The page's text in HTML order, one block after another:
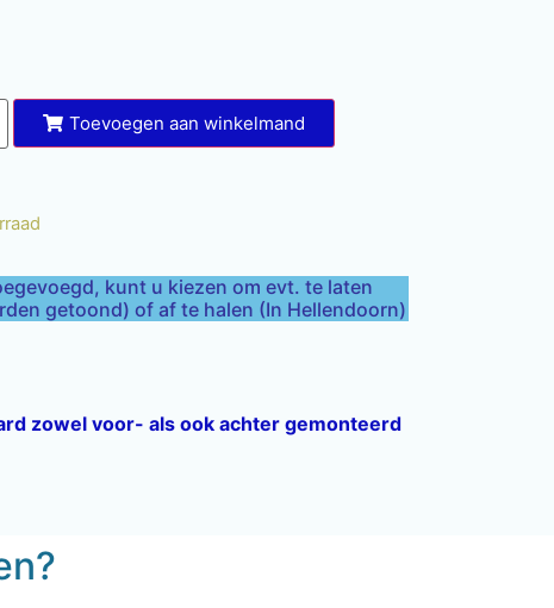
Toevoegen aan winkelmand
kunt u kiezen om evt. te laten
getoond) of af te halen (In Hellendoorn)
zowel voor- als ook achter gemonteerd